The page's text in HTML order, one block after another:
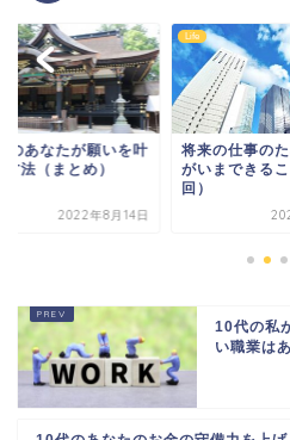
のあなたが願いを叶
方法（まとめ）
2022年8月14日
Life
将来の仕事の
がいまできる
回）
10代の私
い職業は